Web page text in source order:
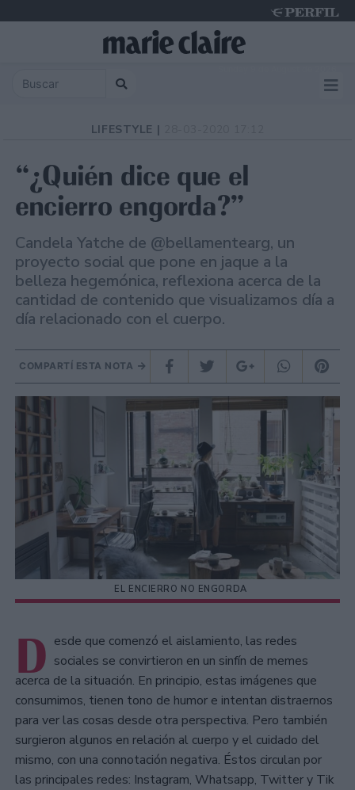
LIFESTYLE |
“¿Quién dice que el
encierro engorda?”
Candela Yatche de @bellamentearg, un
proyecto social que pone en jaque a la
belleza hegemónica, reflexiona acerca de la
cantidad de contenido que visualizamos día a
día relacionado con el cuerpo.
COMPARTÍ ESTA NOTA
EL ENCIERRO NO ENGORDA
D esde que comenzó el aislamiento, las redes
sociales se convirtieron en un sinfín de memes
acerca de la situación. En principio, estas imágenes que
consumimos, tienen tono de humor e intentan distraernos
para ver las cosas desde otra perspectiva. Pero también
surgieron algunos en relación al cuerpo y el cuidado del
mismo, con una connotación negativa. Éstos circulan por
las principales redes: Instagram, Whatsapp, Twitter y Tik